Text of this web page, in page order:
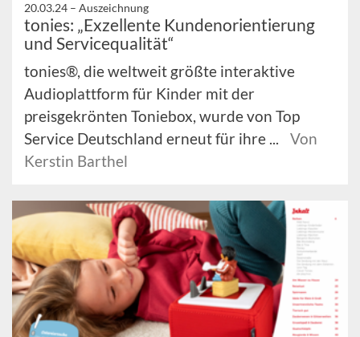
20.03.24 – Auszeichnung
tonies: „Exzellente Kundenorientierung
und Servicequalität“
tonies®, die weltweit größte interaktive
Audioplattform für Kinder mit der
preisgekrönten Toniebox, wurde von Top
Service Deutschland erneut für ihre ...
Von
Kerstin Barthel